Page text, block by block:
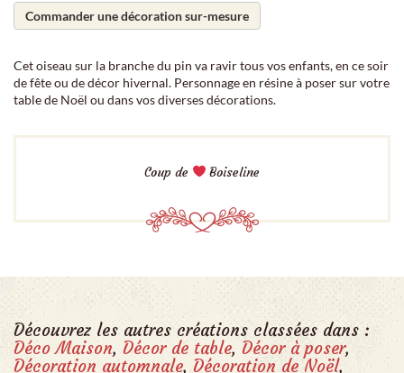
Commander une décoration sur-mesure
Cet oiseau sur la branche du pin va ravir tous vos enfants, en ce soir
de fête ou de décor hivernal. Personnage en résine à poser sur votre
table de Noël ou dans vos diverses décorations.
Coup de Boiseline
Découvrez les autres créations classées dans :
Déco Maison, Décor de table, Décor à poser,
Décoration automnale, Décoration de Noël,